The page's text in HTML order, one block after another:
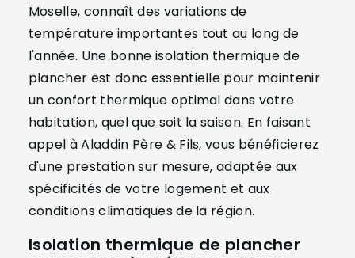
Moselle, connaît des variations de
température importantes tout au long de
l'année. Une bonne isolation thermique de
plancher est donc essentielle pour maintenir
un confort thermique optimal dans votre
habitation, quel que soit la saison. En faisant
appel à Aladdin Père & Fils, vous bénéficierez
d'une prestation sur mesure, adaptée aux
spécificités de votre logement et aux
conditions climatiques de la région.
Isolation thermique de plancher